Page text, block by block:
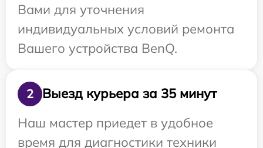
Вами для уточнения
индивидуальных условий ремонта
Вашего устройства BenQ.
2
Выезд курьера за 35 минут
Наш мастер приедет в удобное
время для диагностики техники